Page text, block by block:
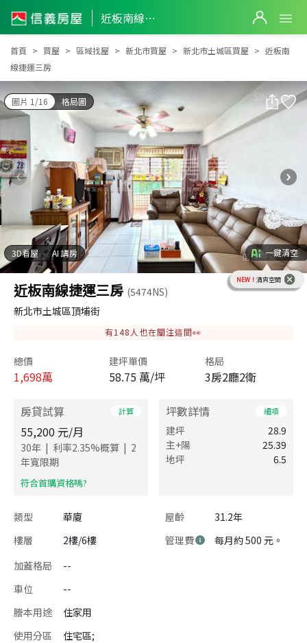
近板南線捷運三房
近板南線捷運三房
首頁 買屋 區域找屋 新北市買屋 新北市土城區買屋
近板南
線捷運三房
圖片 1/16 格局圖
3D看屋 AI 講房 一鍵清空
NEW！ 清爽空間
近板南線捷運三房 (5474NS)
新北市土城區頂埔街
有148 人也在關注這間👀
總價
1,698萬
建坪單價
58.75 萬/坪
格局
3房2廳2衛
房貸試算 計算
55,200 元/月
30年 | 利率2.35%概算 | 2
年寬限期
​符合首購資格嗎?
坪數詳情 細項
建坪
28.9
主+陽
25.39
地坪
6.5
類型 華廈 屋齡
31.2年
樓層
2樓/6樓 管理費
每月約 500 元。
加蓋格局
--
車位
--
謄本用途
住家用
使用分區
住宅區;